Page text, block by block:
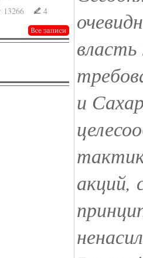
13266 4
и
акций,